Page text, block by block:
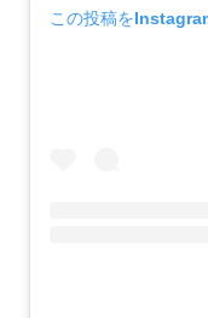
この投稿を